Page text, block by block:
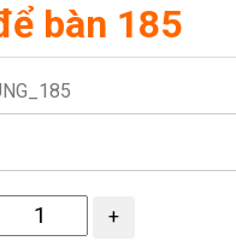
bàn 185